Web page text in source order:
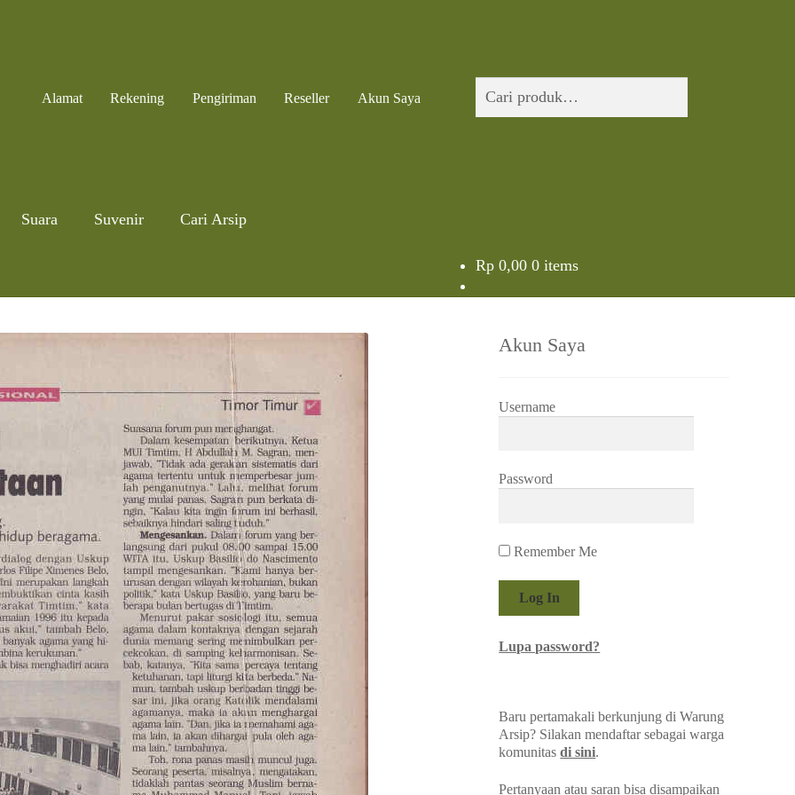
Alamat Rekening Pengiriman Reseller Akun Saya
untuk:
Suara Suvenir Cari Arsip
Rp0,00 0 items
Akun Saya
Username
Password
Remember Me
Lupa password?
Baru pertamakali berkunjung di Warung
Arsip? Silakan mendaftar sebagai warga
komunitasdi sini.
Pertanyaan atau saran bisa disampaikan